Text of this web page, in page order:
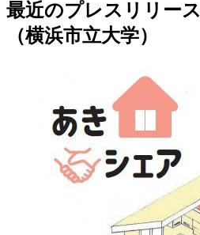
最近のプレスリリース
（横浜市立大学）